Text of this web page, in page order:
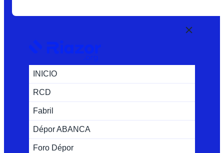
INICIO
RCD
Fabril
Dépor ABANCA
Foro Dépor